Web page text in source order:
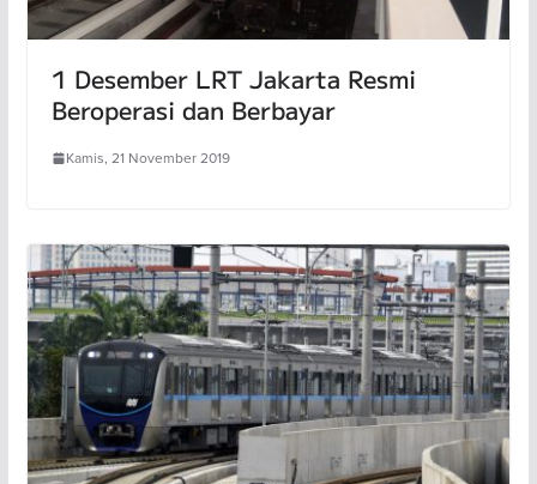
1 Desember LRT Jakarta Resmi
Beroperasi dan Berbayar
Kamis, 21 November 2019